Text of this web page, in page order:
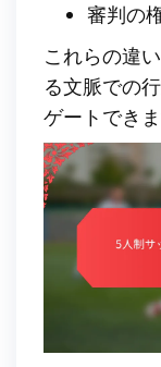
審判の
これらの違
る文脈での
ゲートできま